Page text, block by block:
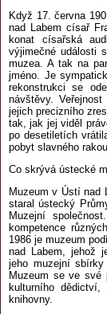
Když 17. června
nad Labem císař
konat císařská
výjimečné události
muzea. A tak na
jméno. Je
rekonstrukci se
návštěvy.
jejich precizního
tak, jak jej viděl
po desetiletích
pobyt slavného
Co skrývá ústecké
Muzeum v Ústí nad
staral ústecký
Muzejní
kompetence
1986 je muzeum
nad Labem, jehož
jeho muzejní
Muzeum se ve své
kulturního
knihovny.